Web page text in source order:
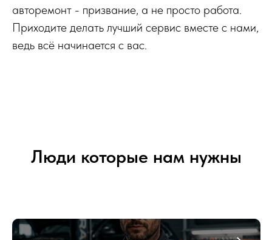
авторемонт - призвание, а не просто работа.
Приходите делать лучший сервис вместе с нами,
ведь всё начинается с вас.
Люди которые нам нужны